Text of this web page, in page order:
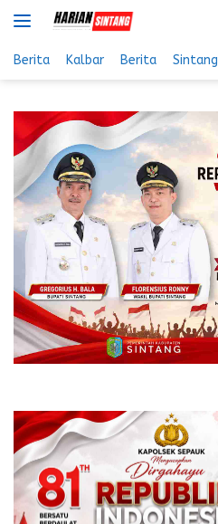
Langsung
ke
konten
Berita Kalbar Berita Sintang